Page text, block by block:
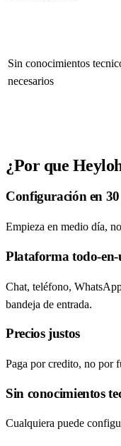
Sin conocimientos
necesarios
¿Por que
Configuración en
Empieza en medio día,
Plataforma todo-en-
Chat, teléfono,
bandeja de entrada.
Precios justos
Paga por credito, no por
Sin conocimientos
Cualquiera puede